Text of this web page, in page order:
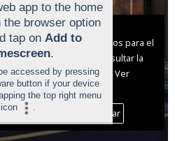
el Uso de cookies:
nuestras y de terceros para el
del digital. Puedes consultar la
y como desconectarlas.
Ver
de Privacidad y Cookies
Cookies
Personalizar
app to the home
the browser option
tap on Add to
.
accessed by pressing
button if your device
the top right menu
icon
.